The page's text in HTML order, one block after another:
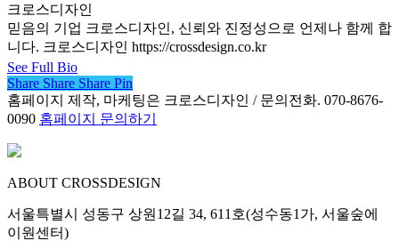
크로스디자인
믿음의 기업 크로스디자인, 신뢰와 진정성으로 언제나 함께 합
니다. 크로스디자인 https://crossdesign.co.kr
See Full Bio
Share
Share Share Share Pin
홈페이지 제작, 마케팅은 크로스디자인 / 문의전화. 070-8676-
0090 홈페이지 문의하기
ABOUT CROSSDESIGN
서울특별시 성동구 상원12길 34, 611호(성수동1가, 서울숲에
이원센터)